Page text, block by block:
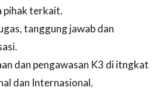
pihak terkait.
tanggung jawab dan
dan pengawasan K3 di itngkat
dan Internasional.